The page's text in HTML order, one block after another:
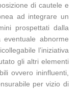
di cautele e
ad integrare un
prospettati dalla
abnorme
l’iniziativa
gli altri elementi
ovvero ininfluenti,
per vizio di